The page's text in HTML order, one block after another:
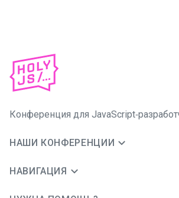
Конференция для
НАШИ КОНФЕРЕНЦИИ
НАВИГАЦИЯ